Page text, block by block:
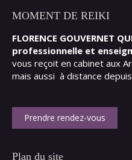
MOMENT DE REIKI
FLORENCE GOUVERNET
professionnelle et
vous reçoit en cabinet aux
mais aussi à distance
Prendre rendez-vous
Plan du site